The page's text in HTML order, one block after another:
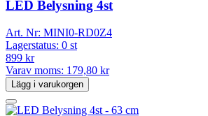
LED Belysning 4st
Art. Nr: MINI0-RD0Z4
Lagerstatus: 0 st
899 kr
Varav moms: 179,80 kr
Lägg i varukorgen